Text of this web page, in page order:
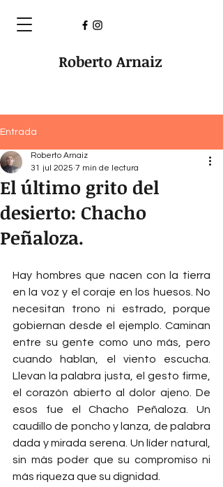
Roberto Arnaiz
Entrada
El último grito del
desierto: Chacho
Peñaloza.
Roberto Arnaiz
31 jul 2025 7 min de lectura
Hay hombres que nacen con la tierra
en la voz y el coraje en los huesos. No
necesitan trono ni estrado, porque
gobiernan desde el ejemplo. Caminan
entre su gente como uno más, pero
cuando hablan, el viento escucha.
Llevan la palabra justa, el gesto firme,
el corazón abierto al dolor ajeno. De
esos fue el Chacho Peñaloza. Un
caudillo de poncho y lanza, de palabra
dada y mirada serena. Un líder natural,
sin más poder que su compromiso ni
más riqueza que su dignidad.